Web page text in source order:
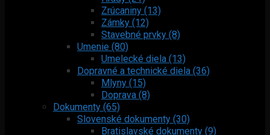
Zrúcaniny (13)
Zámky (12)
Stavebné prvky (8)
Umenie (80)
Umelecké diela (13)
Dopravné a technické diela (36)
Mlyny (15)
Doprava (8)
Dokumenty (65)
Slovenské dokumenty (30)
Bratislavské dokumenty (9)